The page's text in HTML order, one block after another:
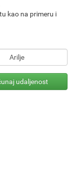
kao na primeru i